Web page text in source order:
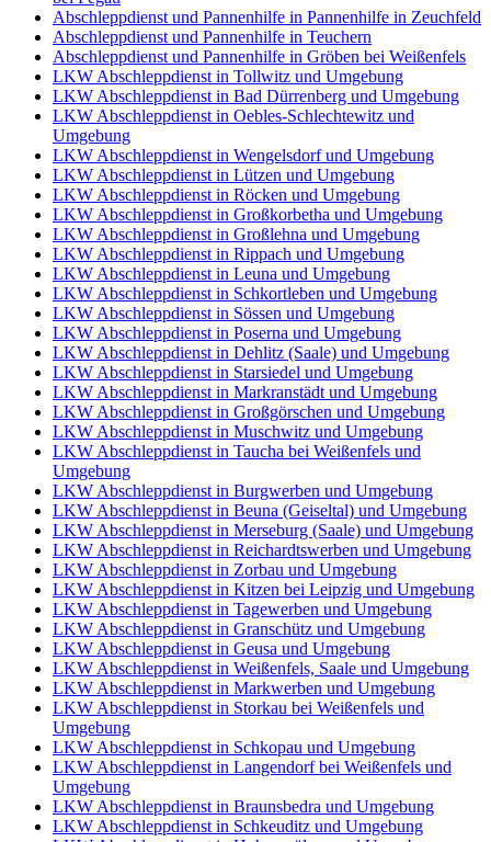
Abschleppdienst und Pannenhilfe in Pannenhilfe in Zeuchfeld
Abschleppdienst und Pannenhilfe in Teuchern
Abschleppdienst und Pannenhilfe in Gröben bei Weißenfels
LKW Abschleppdienst in Tollwitz und Umgebung
LKW Abschleppdienst in Bad Dürrenberg und Umgebung
LKW Abschleppdienst in Oebles-Schlechtewitz und
Umgebung
LKW Abschleppdienst in Wengelsdorf und Umgebung
LKW Abschleppdienst in Lützen und Umgebung
LKW Abschleppdienst in Röcken und Umgebung
LKW Abschleppdienst in Großkorbetha und Umgebung
LKW Abschleppdienst in Großlehna und Umgebung
LKW Abschleppdienst in Rippach und Umgebung
LKW Abschleppdienst in Leuna und Umgebung
LKW Abschleppdienst in Schkortleben und Umgebung
LKW Abschleppdienst in Sössen und Umgebung
LKW Abschleppdienst in Poserna und Umgebung
LKW Abschleppdienst in Dehlitz (Saale) und Umgebung
LKW Abschleppdienst in Starsiedel und Umgebung
LKW Abschleppdienst in Markranstädt und Umgebung
LKW Abschleppdienst in Großgörschen und Umgebung
LKW Abschleppdienst in Muschwitz und Umgebung
LKW Abschleppdienst in Taucha bei Weißenfels und
Umgebung
LKW Abschleppdienst in Burgwerben und Umgebung
LKW Abschleppdienst in Beuna (Geiseltal) und Umgebung
LKW Abschleppdienst in Merseburg (Saale) und Umgebung
LKW Abschleppdienst in Reichardtswerben und Umgebung
LKW Abschleppdienst in Zorbau und Umgebung
LKW Abschleppdienst in Kitzen bei Leipzig und Umgebung
LKW Abschleppdienst in Tagewerben und Umgebung
LKW Abschleppdienst in Granschütz und Umgebung
LKW Abschleppdienst in Geusa und Umgebung
LKW Abschleppdienst in Weißenfels, Saale und Umgebung
LKW Abschleppdienst in Markwerben und Umgebung
LKW Abschleppdienst in Storkau bei Weißenfels und
Umgebung
LKW Abschleppdienst in Schkopau und Umgebung
LKW Abschleppdienst in Langendorf bei Weißenfels und
Umgebung
LKW Abschleppdienst in Braunsbedra und Umgebung
LKW Abschleppdienst in Schkeuditz und Umgebung